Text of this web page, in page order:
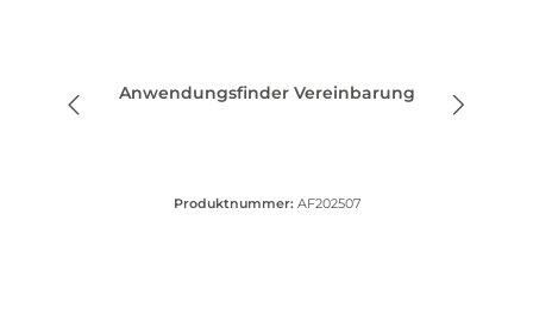
Anwendungsfinder Vereinbarung
Produktnummer: AF202507